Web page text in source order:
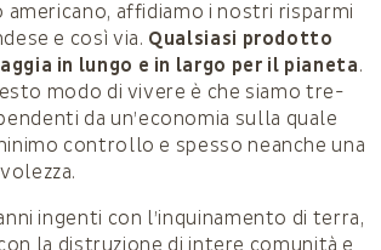
americano, affidiamo i nostri rispar­mi
e così via. Qualsiasi prodotto
in lungo e in largo per il pianeta.
modo di vivere è che siamo tre­
da un’economia sulla quale
controllo e spesso neanche una
ingenti con l’inquinamento di ter­ra,
la distruzione di intere comuni­tà e